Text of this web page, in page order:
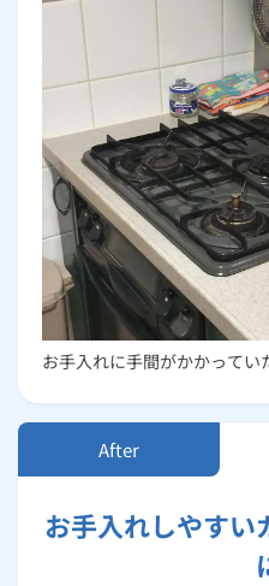
お手入れに手間がかかってい
お手入れしやすい